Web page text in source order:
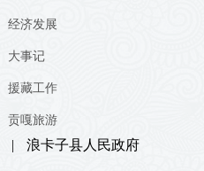
经济发展
大事记
援藏工作
贡嘎旅游
|
浪卡子县人民政府